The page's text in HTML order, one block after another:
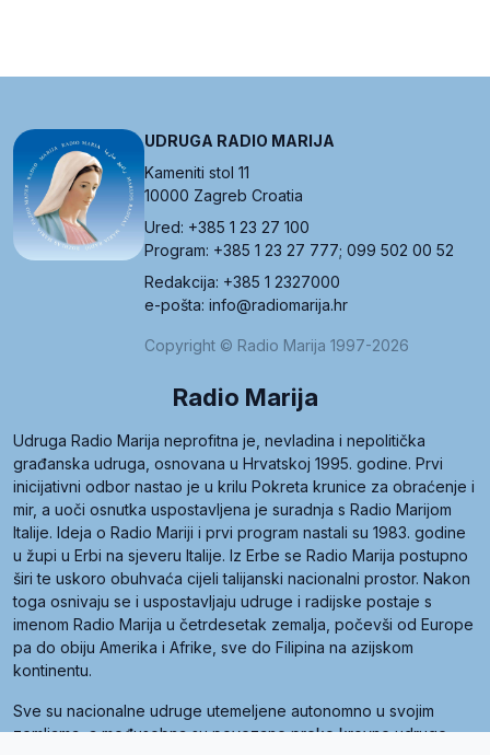
UDRUGA RADIO MARIJA
Kameniti stol 11
10000 Zagreb Croatia
Ured: +385 1 23 27 100
Program: +385 1 23 27 777; 099 502 00 52
Redakcija: +385 1 2327000
e-pošta: info@radiomarija.hr
Copyright © Radio Marija 1997-2026
Radio Marija
Udruga Radio Marija neprofitna je, nevladina i nepolitička
građanska udruga, osnovana u Hrvatskoj 1995. godine. Prvi
inicijativni odbor nastao je u krilu Pokreta krunice za obraćenje i
mir, a uoči osnutka uspostavljena je suradnja s Radio Marijom
Italije. Ideja o Radio Mariji i prvi program nastali su 1983. godine
u župi u Erbi na sjeveru Italije. Iz Erbe se Radio Marija postupno
širi te uskoro obuhvaća cijeli talijanski nacionalni prostor. Nakon
toga osnivaju se i uspostavljaju udruge i radijske postaje s
imenom Radio Marija u četrdesetak zemalja, počevši od Europe
pa do obiju Amerika i Afrike, sve do Filipina na azijskom
kontinentu.
Sve su nacionalne udruge utemeljene autonomno u svojim
zemljama, a međusobna su povezane preko krovne udruge